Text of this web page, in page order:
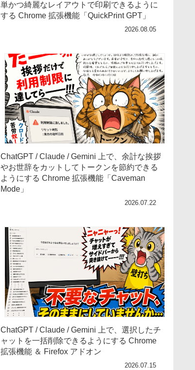
単かつ綺麗なレイアウトで印刷できるように
する Chrome 拡張機能「QuickPrint GPT」
2026.08.05
ChatGPT / Claude / Gemini 上で、余計な挨拶
やお世辞をカットしてトークンを節約できる
ようにする Chrome 拡張機能「Caveman
Mode」
2026.07.22
ChatGPT / Claude / Gemini 上で、選択したチ
ャットを一括削除できるようにする Chrome
拡張機能 ＆ Firefox アドオン
2026.07.15